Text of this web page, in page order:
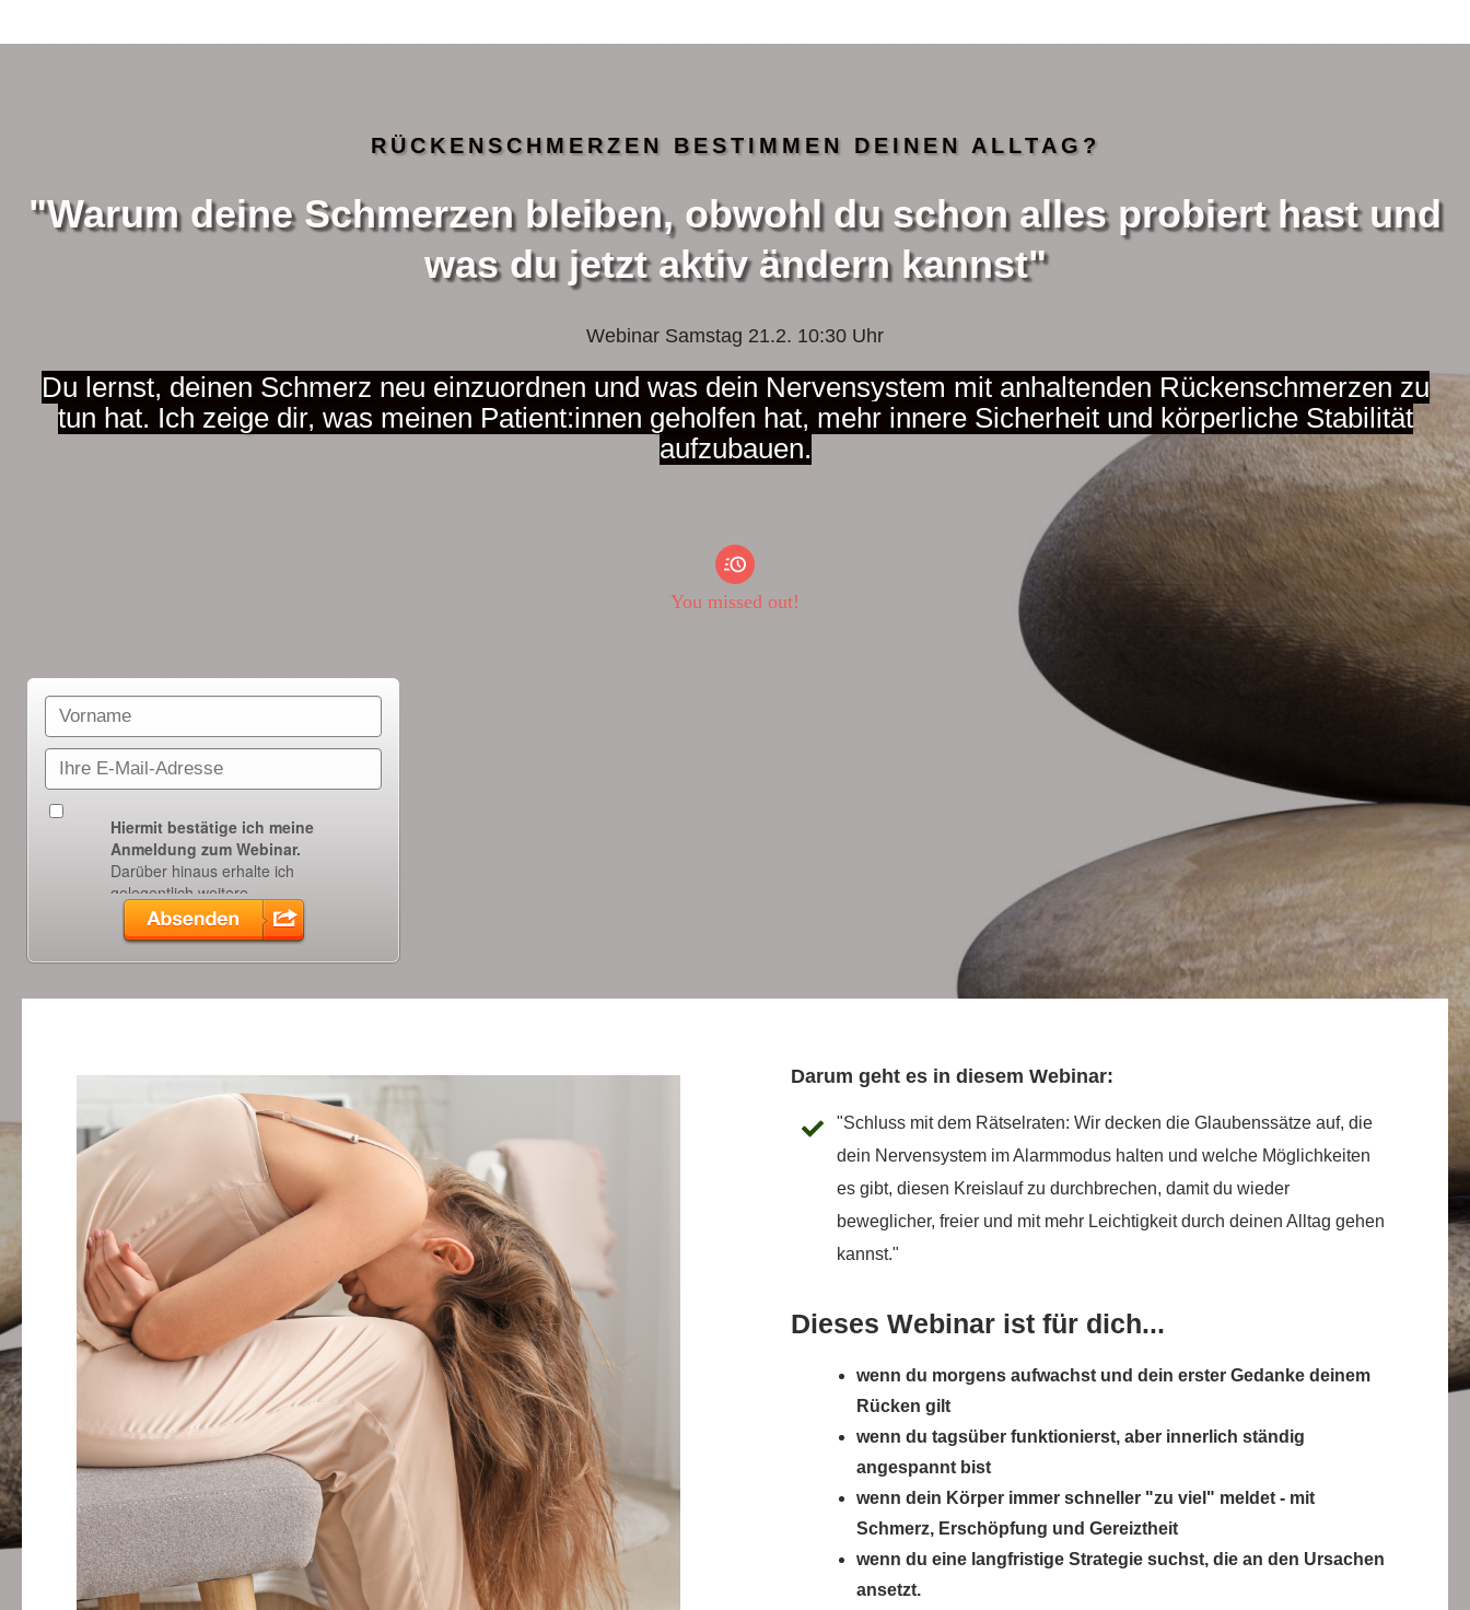
RÜCKENSCHMERZEN BESTIMMEN DEINEN ALLTAG?
"Warum deine Schmerzen bleiben, obwohl du schon alles probiert hast und
was du jetzt aktiv ändern kannst"
Webinar Samstag 21.2. 10:30 Uhr
Du lernst, deinen Schmerz neu einzuordnen und was dein Nervensystem mit anhaltenden Rückenschmerzen zu
tun hat. Ich zeige dir, was meinen Patient:innen geholfen hat, mehr innere Sicherheit und körperliche Stabilität
aufzubauen.
You missed out!
Darum geht es in diesem Webinar:
"Schluss mit dem Rätselraten: Wir decken die Glaubenssätze auf, die
dein Nervensystem im Alarmmodus halten und welche Möglichkeiten
es gibt, diesen Kreislauf zu durchbrechen, damit du wieder
beweglicher, freier und mit mehr Leichtigkeit durch deinen Alltag gehen
kannst."
Dieses Webinar ist für dich...
wenn du morgens aufwachst und dein erster Gedanke deinem
Rücken gilt
wenn du tagsüber funktionierst, aber innerlich ständig
angespannt bist
wenn dein Körper immer schneller "zu viel" meldet - mit
Schmerz, Erschöpfung und Gereiztheit
wenn du eine langfristige Strategie suchst, die an den Ursachen
ansetzt.